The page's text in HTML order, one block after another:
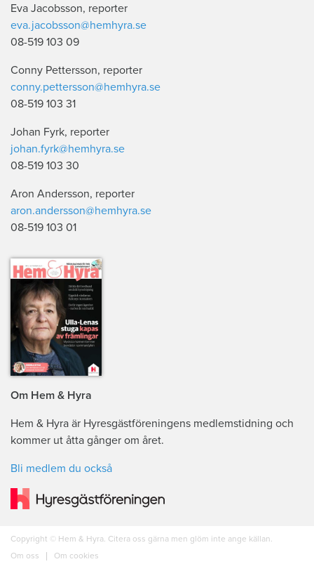
Eva Jacobsson, reporter
eva.jacobsson@hemhyra.se
08-519 103 09
Conny Pettersson, reporter
conny.pettersson@hemhyra.se
08-519 103 31
Johan Fyrk, reporter
johan.fyrk@hemhyra.se
08-519 103 30
Aron Andersson, reporter
aron.andersson@hemhyra.se
08-519 103 01
Om Hem & Hyra
Hem & Hyra är Hyresgästföreningens medlemstidning och
kommer ut åtta gånger om året.
Bli medlem du också
Copyright © Hem & Hyra. Citera oss gärna men glöm inte ange källan.
Om oss
Om cookies